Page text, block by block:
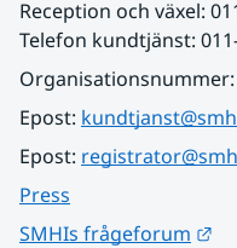
Reception och växel:
Telefon kundtjänst:
Organisationsnummer:
Epost:
Epost:
Press
SMHIs frågeforum